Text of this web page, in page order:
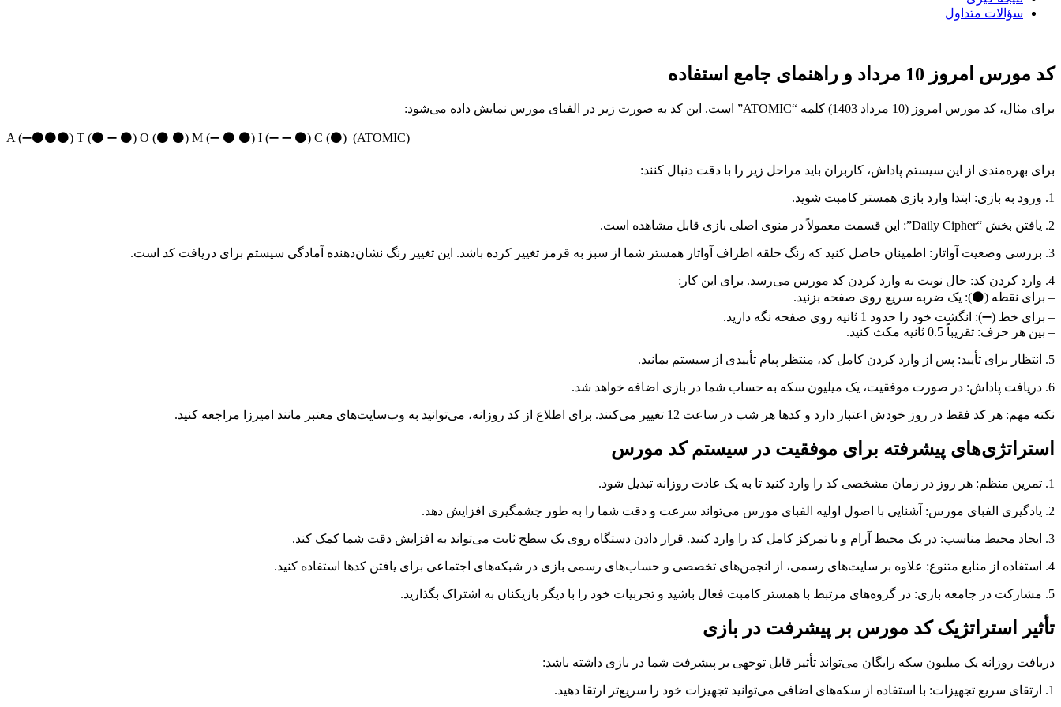
سؤالات متداول
کد مورس امروز 10 مرداد و راهنمای جامع استفاده
برای مثال، کد مورس امروز (10 مرداد 1403) کلمه “ATOMIC” است. این کد به صورت زیر در الفبای مورس نمایش داده می‌شود:
(A (➖⚫️⚫️⚫️) T (⚫️ ➖ ⚫️) O (⚫️ ⚫️) M (➖ ⚫️ ⚫️) I (➖ ➖ ⚫️) C (⚫️) (ATOMIC
برای بهره‌مندی از این سیستم پاداش، کاربران باید مراحل زیر را با دقت دنبال کنند:
1. ورود به بازی: ابتدا وارد بازی همستر کامبت شوید.
2. یافتن بخش “Daily Cipher”: این قسمت معمولاً در منوی اصلی بازی قابل مشاهده است.
3. بررسی وضعیت آواتار: اطمینان حاصل کنید که رنگ حلقه اطراف آواتار همستر شما از سبز به قرمز تغییر کرده باشد. این تغییر رنگ نشان‌دهنده آمادگی سیستم برای دریافت کد است.
4. وارد کردن کد: حال نوبت به وارد کردن کد مورس می‌رسد. برای این کار:
– برای نقطه (⚫️): یک ضربه سریع روی صفحه بزنید.
– برای خط (➖): انگشت خود را حدود 1 ثانیه روی صفحه نگه دارید.
– بین هر حرف: تقریباً 0.5 ثانیه مکث کنید.
5. انتظار برای تأیید: پس از وارد کردن کامل کد، منتظر پیام تأییدی از سیستم بمانید.
6. دریافت پاداش: در صورت موفقیت، یک میلیون سکه به حساب شما در بازی اضافه خواهد شد.
نکته مهم: هر کد فقط در روز خودش اعتبار دارد و کدها هر شب در ساعت 12 تغییر می‌کنند. برای اطلاع از کد روزانه، می‌توانید به وب‌سایت‌های معتبر مانند امیرزا مراجعه کنید.
استراتژی‌های پیشرفته برای موفقیت در سیستم کد مورس
1. تمرین منظم: هر روز در زمان مشخصی کد را وارد کنید تا به یک عادت روزانه تبدیل شود.
2. یادگیری الفبای مورس: آشنایی با اصول اولیه الفبای مورس می‌تواند سرعت و دقت شما را به طور چشمگیری افزایش دهد.
3. ایجاد محیط مناسب: در یک محیط آرام و با تمرکز کامل کد را وارد کنید. قرار دادن دستگاه روی یک سطح ثابت می‌تواند به افزایش دقت شما کمک کند.
4. استفاده از منابع متنوع: علاوه بر سایت‌های رسمی، از انجمن‌های تخصصی و حساب‌های رسمی بازی در شبکه‌های اجتماعی برای یافتن کدها استفاده کنید.
5. مشارکت در جامعه بازی: در گروه‌های مرتبط با همستر کامبت فعال باشید و تجربیات خود را با دیگر بازیکنان به اشتراک بگذارید.
تأثیر استراتژیک کد مورس بر پیشرفت در بازی
دریافت روزانه یک میلیون سکه رایگان می‌تواند تأثیر قابل توجهی بر پیشرفت شما در بازی داشته باشد:
1. ارتقای سریع تجهیزات: با استفاده از سکه‌های اضافی می‌توانید تجهیزات خود را سریع‌تر ارتقا دهید.